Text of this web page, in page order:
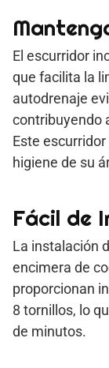
El escurridor
que facilita la
autodrenaje
contribuyendo
Este
higiene de su
Fácil de
La instalación
encimera de
proporcionan
8 tornillos, lo
de minutos.